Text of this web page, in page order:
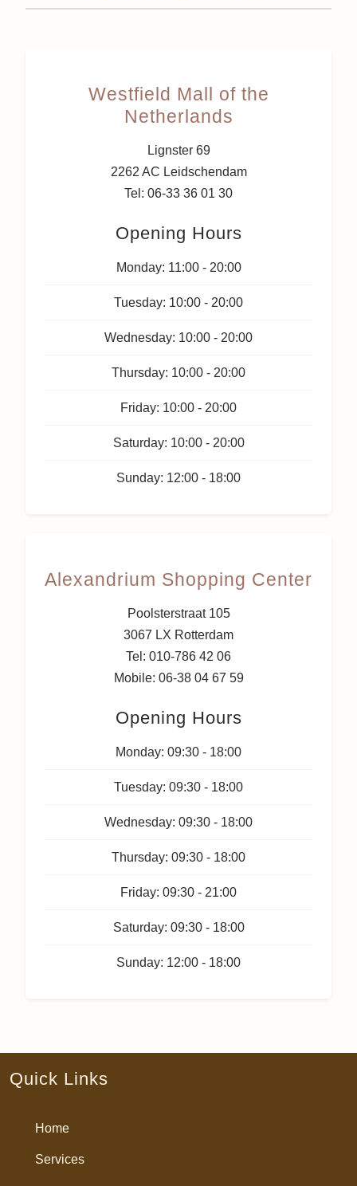
Westfield Mall of the
Netherlands
Lignster 69
2262 AC Leidschendam
Tel: 06-33 36 01 30
Opening Hours
Monday: 11:00 - 20:00
Tuesday: 10:00 - 20:00
Wednesday: 10:00 - 20:00
Thursday: 10:00 - 20:00
Friday: 10:00 - 20:00
Saturday: 10:00 - 20:00
Sunday: 12:00 - 18:00
Alexandrium Shopping Center
Poolsterstraat 105
3067 LX Rotterdam
Tel: 010-786 42 06
Mobile: 06-38 04 67 59
Opening Hours
Monday: 09:30 - 18:00
Tuesday: 09:30 - 18:00
Wednesday: 09:30 - 18:00
Thursday: 09:30 - 18:00
Friday: 09:30 - 21:00
Saturday: 09:30 - 18:00
Sunday: 12:00 - 18:00
Quick Links
Home
Services